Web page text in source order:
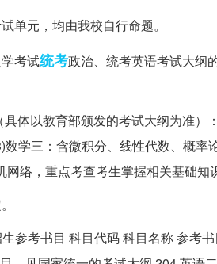
单元，均由我校自行命题。
考试统考政治、统考英语考试大纲
体以教育部颁发的考试大纲为准）
学三：含微积分、线性代数、概
络，重点考查考生掌握相关基础知
参考书目 科目代码 科目名称 参考